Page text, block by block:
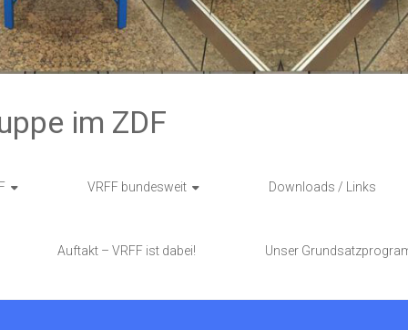
im ZDF
VRFF bundesweit Downloads / Links
Auftakt – VRFF ist dabei! Unser